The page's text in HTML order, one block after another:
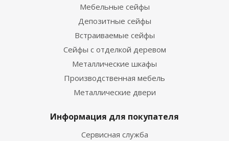
Мебельные сейфы
Депозитные сейфы
Встраиваемые сейфы
Сейфы с отделкой деревом
Металлические шкафы
Производственная мебель
Металлические двери
Информация для покупателя
Сервисная служба